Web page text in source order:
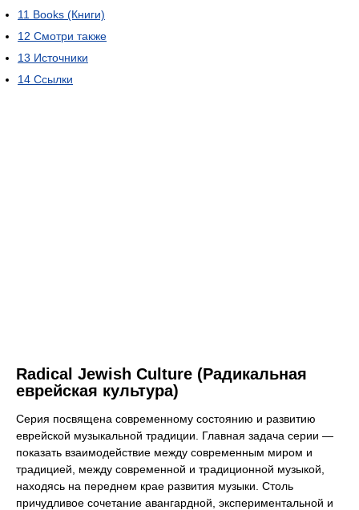
11 Books (Книги)
12 Смотри также
13 Источники
14 Ссылки
Radical Jewish Culture (Радикальная
еврейская культура)
Серия посвящена современному состоянию и развитию
еврейской музыкальной традиции. Главная задача серии —
показать взаимодействие между современным миром и
традицией, между современной и традиционной музыкой,
находясь на переднем крае развития музыки. Столь
причудливое сочетание авангардной, экспериментальной и